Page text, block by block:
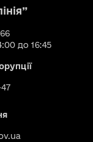
до 16:45